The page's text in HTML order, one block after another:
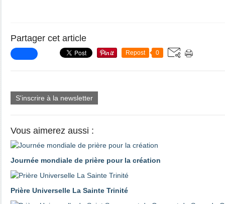
Partager cet article
Repost 0
S'inscrire à la newsletter
Vous aimerez aussi :
Journée mondiale de prière pour la création
Prière Universelle La Sainte Trinité